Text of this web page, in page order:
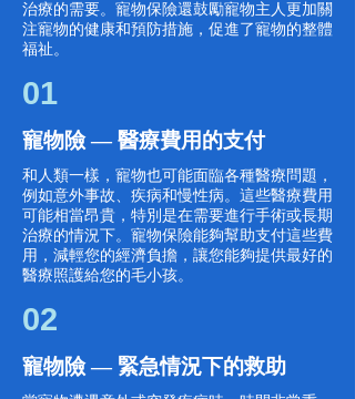
治療的需要。寵物保險還鼓勵寵物主人更加關
注寵物的健康和預防措施，促進了寵物的整體
福祉。
01
寵物險 — 醫療費用的支付
和人類一樣，寵物也可能面臨各種醫療問題，
例如意外事故、疾病和慢性病。這些醫療費用
可能相當昂貴，特別是在需要進行手術或長期
治療的情況下。寵物保險能夠幫助支付這些費
用，減輕您的經濟負擔，讓您能夠提供最好的
醫療照護給您的毛小孩。
02
寵物險 — 緊急情況下的救助